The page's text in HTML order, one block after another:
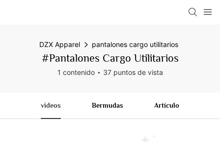
DZX Apparel pantalones cargo utilitarios
#pantalones Cargo Utilitarios
1 contenido 37 puntos de vista
videos Bermudas Artículo